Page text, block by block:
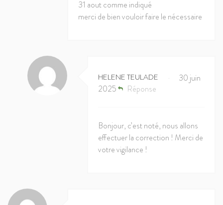
31 aout comme indiqué
merci de bien vouloir faire le nécessaire
HELENE TEULADE •
30 juin
2025
Réponse
Bonjour, c’est noté, nous allons
effectuer la correction ! Merci de
votre vigilance !